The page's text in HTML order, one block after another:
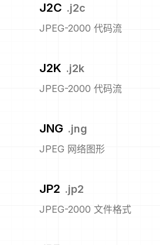
J2C .j2c
JPEG-2000 代码流
J2K .j2k
JPEG-2000 代码流
JNG .jng
JPEG 网络图形
JP2 .jp2
JPEG-2000 文件格式